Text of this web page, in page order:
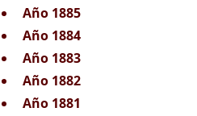
Año 1885
Año 1884
Año 1883
Año 1882
Año 1881